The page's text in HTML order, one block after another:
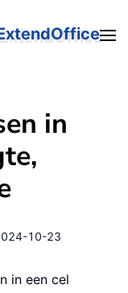
in
10-23
in een cel